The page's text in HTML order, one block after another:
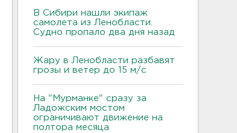
В Сибири нашли экипаж
самолета из Ленобласти.
Судно пропало два дня назад
Жару в Ленобласти разбавят
грозы и ветер до 15 м/с
На "Мурманке" сразу за
Ладожским мостом
ограничивают движение на
полтора месяца